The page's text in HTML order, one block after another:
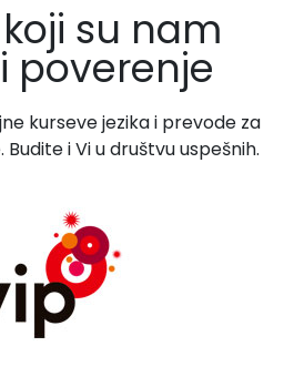
su nam
poverenje
kurseve jezika i prevode za
i Vi u društvu uspešnih.